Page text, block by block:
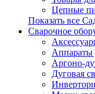
Цепные
Показать все
Сварочное
Аппараты
Аргоно-
Дуговая